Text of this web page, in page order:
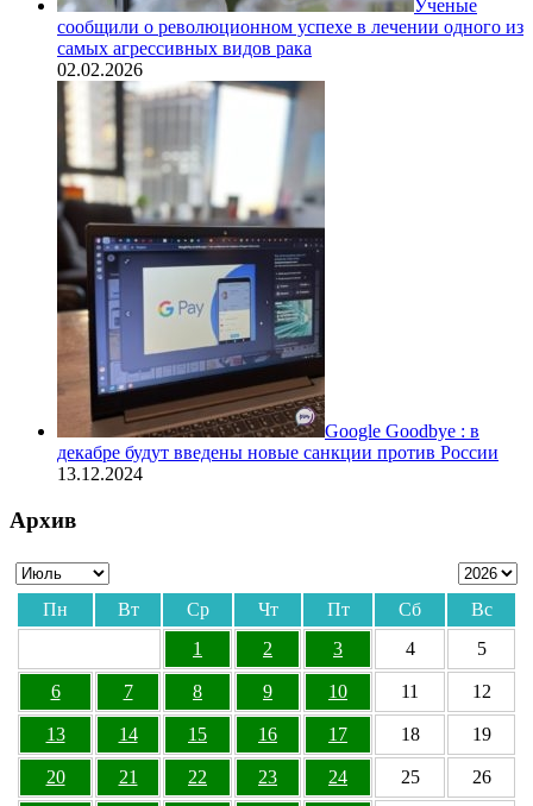
Ученые
сообщили о революционном успехе в лечении одного из
самых агрессивных видов рака
02.02.2026
Google Goodbye : в
декабре будут введены новые санкции против России
13.12.2024
Архив
Пн Вт Ср Чт Пт Сб
Вс
1
2 3 4 5
6 7 8 9 10 11 12
13 14 15 16 17 18 19
20 21 22 23 24 25 26